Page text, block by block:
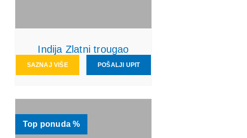
Indija Zlatni trougao
SAZNAJ VIŠE POŠALJI UPIT
Top ponuda %